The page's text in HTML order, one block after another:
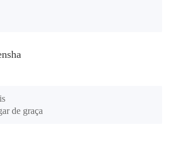
pela frente para uma vitória
com comandos, bem como com
Este é o jogo 2022 de ação de tiro
na agência dos correios, há uma janela à
falhar, consulte as seguintes
jogo já existe no telefone; em caso
o primeiro; ao desinstalar, o arquivo
de graça